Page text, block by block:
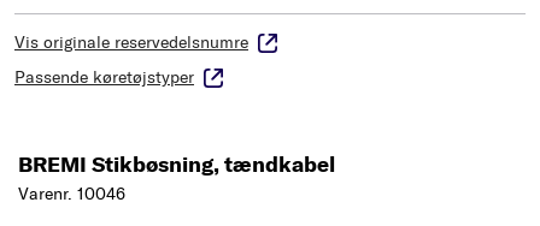
Vis originale reservedelsnumre
Passende køretøjstyper
BREMI Stikbøsning, tændkabel
Varenr. 10046